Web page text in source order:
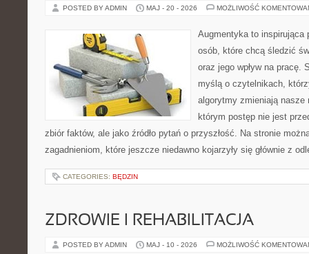
POSTED BY ADMIN MAJ - 20 - 2026 MOŻLIWOŚĆ
Augmentyka to inspirująca
osób, które chcą śledzić
oraz jego wpływ na pracę.
myślą o czytelnikach,
algorytmy zmieniają nasze
którym postęp nie jest
zbiór faktów, ale jako źródło pytań o przyszłość. Na stronie
zagadnieniom, które jeszcze niedawno kojarzyły się głównie z
CATEGORIES: BĘDZIN
ZDROWIE I REHABILITACJA
POSTED BY ADMIN MAJ - 10 - 2026 MOŻLIWOŚĆ